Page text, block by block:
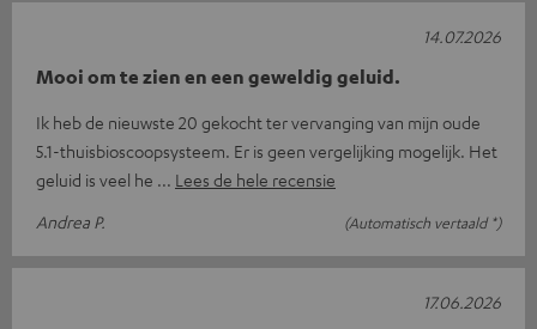
Mooi om te zien en een geweldig geluid.
Ik heb de nieuwste 20 gekocht ter vervanging van mijn oude
5.1-thuisbioscoopsysteem. Er is geen vergelijking mogelijk. Het
geluid is veel he
Lees de hele recensie
Andrea P.
(Automatisch vertaald *)
14.07.2026
17.06.2026